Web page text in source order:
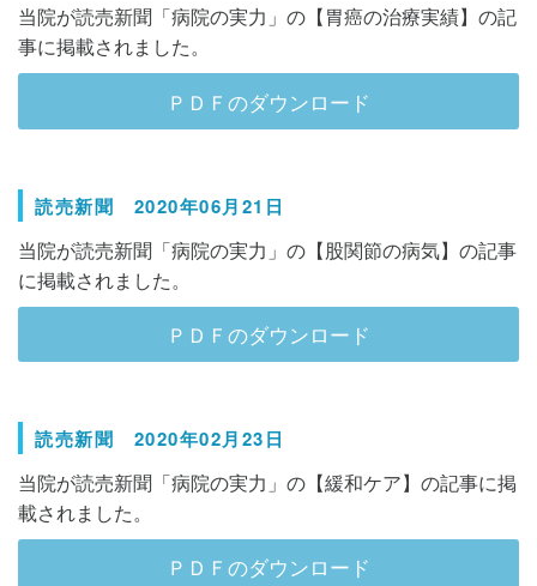
当院が読売新聞「病院の実力」の【胃癌の治療実績】の記
事に掲載されました。
ＰＤＦのダウンロード
読売新聞 2020年06月21日
当院が読売新聞「病院の実力」の【股関節の病気】の記事
に掲載されました。
ＰＤＦのダウンロード
読売新聞 2020年02月23日
当院が読売新聞「病院の実力」の【緩和ケア】の記事に掲
載されました。
ＰＤＦのダウンロード